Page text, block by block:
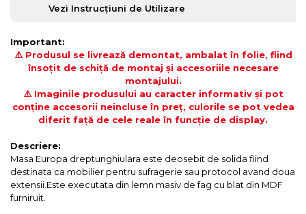
Vezi Instrucțiuni de Utilizare
Important:
⚠️ Produsul se livrează demontat, ambalat în folie, fiind
însoțit de schiță de montaj și accesoriile necesare
montajului.
⚠️ Imaginile produsului au caracter informativ și pot
conține accesorii neincluse în preț, culorile se pot vedea
diferit față de cele reale în funcție de display.
Descriere:
Masa Europa dreptunghiulara este deosebit de solida fiind
destinata ca mobilier pentru sufragerie sau protocol avand doua
extensii.Este executata din lemn masiv de fag cu blat din MDF
furniruit.